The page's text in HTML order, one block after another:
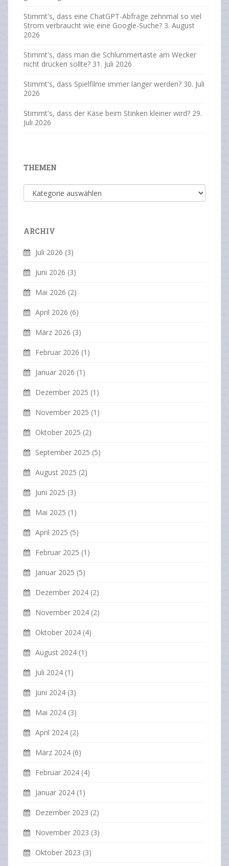
Stimmt's, dass eine ChatGPT-Abfrage zehnmal so viel
Strom verbraucht wie eine Google-Suche? 3. August
2026
Stimmt's, dass man die Schlummertaste am Wecker
nicht drücken sollte? 31. Juli 2026
Stimmt's, dass Spielfilme immer länger werden? 30. Juli
2026
Stimmt's, dass der Käse beim Stinken kleiner wird? 29.
Juli 2026
THEMEN
Themen
ARCHIV
Juli 2026 (3)
Juni 2026 (3)
Mai 2026 (2)
April 2026 (6)
März 2026 (3)
Februar 2026 (1)
Januar 2026 (1)
Dezember 2025 (1)
November 2025 (1)
Oktober 2025 (2)
September 2025 (5)
August 2025 (2)
Juni 2025 (3)
Mai 2025 (1)
April 2025 (5)
Februar 2025 (1)
Januar 2025 (5)
Dezember 2024 (2)
November 2024 (2)
Oktober 2024 (4)
August 2024 (1)
Juli 2024 (1)
Juni 2024 (3)
Mai 2024 (3)
April 2024 (2)
März 2024 (6)
Februar 2024 (4)
Januar 2024 (1)
Dezember 2023 (2)
November 2023 (3)
Oktober 2023 (3)